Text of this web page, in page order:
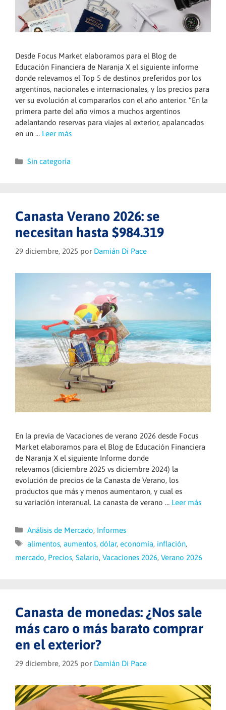
Desde Focus Market elaboramos para el Blog de
Educación Financiera de Naranja X el siguiente informe
donde relevamos el Top 5 de destinos preferidos por los
argentinos, nacionales e internacionales, y los precios para
ver su evolución al compararlos con el año anterior. “En la
primera parte del año vimos a muchos argentinos
adelantando reservas para viajes al exterior, apalancados
en un … Leer más
Categorías
Sin categoría
Canasta Verano 2026: se
necesitan hasta $984.319
29 diciembre, 2025 por Damián Di Pace
En la previa de Vacaciones de verano 2026 desde Focus
Market elaboramos para el Blog de Educación Financiera
de Naranja X el siguiente Informe donde
relevamos (diciembre 2025 vs diciembre 2024) la
evolución de precios de la Canasta de Verano, los
productos que más y menos aumentaron, y cual es
su variación interanual. La canasta de verano … Leer más
Categorías
Análisis de Mercado, Informes
Etiquetas
alimentos, aumentos, dólar, economía, inflación,
mercado, Precios, Salario, Vacaciones 2026, Verano 2026
Canasta de monedas: ¿Nos sale
más caro o más barato comprar
en el exterior?
29 diciembre, 2025 por Damián Di Pace